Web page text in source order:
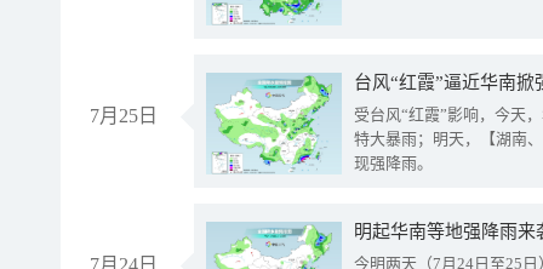
7月25日
台风“红霞”逼近华南
受台风“红霞”影响，今天
特大暴雨；明天，【湖南
现强降雨。
7月24日
明起华南等地强降雨
今明两天（7月24日至25